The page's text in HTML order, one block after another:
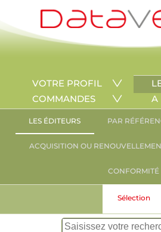
VOTRE PROFIL
COMMANDES
A
LES ÉDITEURS PAR
ACQUISITION OU
CONFORMITÉ
Sélection